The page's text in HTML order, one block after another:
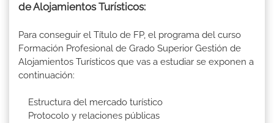
de Alojamientos Turísticos:
Para conseguir el Título de FP, el programa del curso
Formación Profesional de Grado Superior Gestión de
Alojamientos Turísticos que vas a estudiar se exponen a
continuación:
Estructura del mercado turístico
Protocolo y relaciones públicas